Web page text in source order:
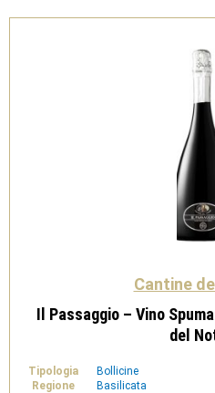
Cantine
Cantine
Il Passaggio – Vino
del
Tipologia
Bollicine
Regione
Basilicata